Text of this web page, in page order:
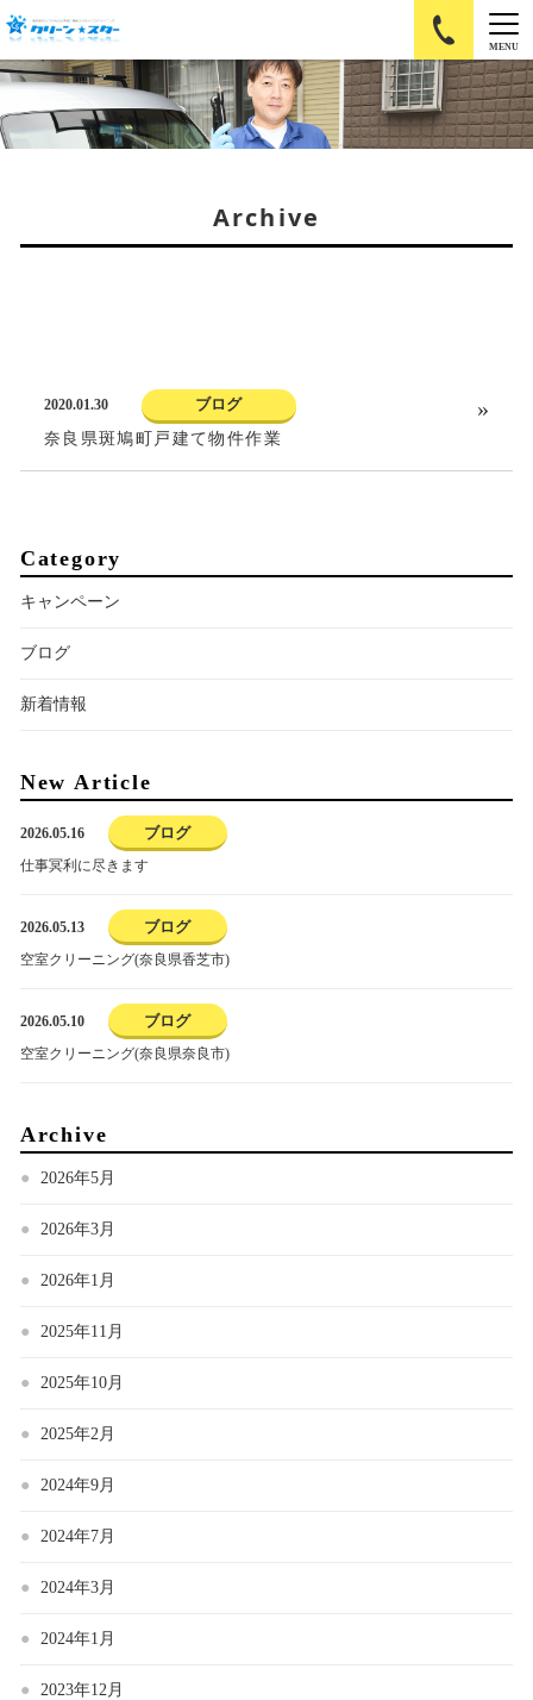
MENU
Archive
2020.01.30
ブログ
奈良県斑鳩町戸建て物件作業
Category
キャンペーン
ブログ
新着情報
New Article
2026.05.16 ブログ
仕事冥利に尽きます
2026.05.13 ブログ
空室クリーニング(奈良県香芝市)
2026.05.10 ブログ
空室クリーニング(奈良県奈良市)
Archive
2026年5月
2026年3月
2026年1月
2025年11月
2025年10月
2025年2月
2024年9月
2024年7月
2024年3月
2024年1月
2023年12月